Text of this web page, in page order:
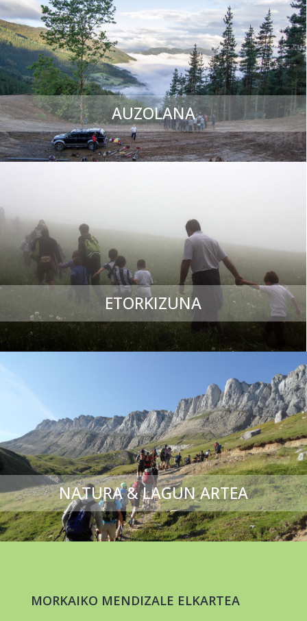
AUZOLANA
ETORKIZUNA
NATURA & LAGUN ARTEA
MORKAIKO MENDIZALE ELKARTEA